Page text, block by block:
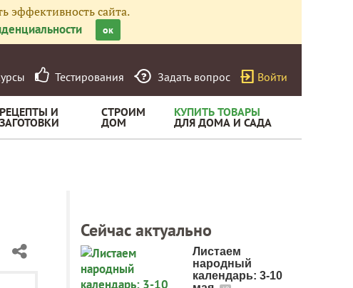
эффективность сайта.
ок
Тестирования Задать вопрос Войти
РЕЦЕПТЫ И
ЗАГОТОВКИ
СТРОИМ
ДОМ
КУПИТЬ ТОВАРЫ
ДЛЯ ДОМА И САДА
Сейчас актуально
Листаем
народный
календарь: 3-10